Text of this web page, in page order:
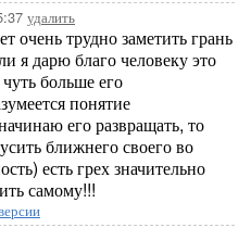
удалить
очень трудно заметить грань
я дарю благо человеку это
больше его
понятие
его развращать, то
ближнего своего во
есть грех значительно
самому!!!